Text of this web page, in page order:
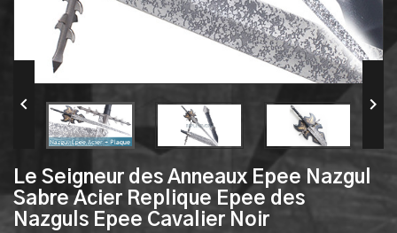
 
Le Seigneur des Anneaux Epee Nazgul
Sabre Acier Replique Epee des
Nazguls Epee Cavalier Noir